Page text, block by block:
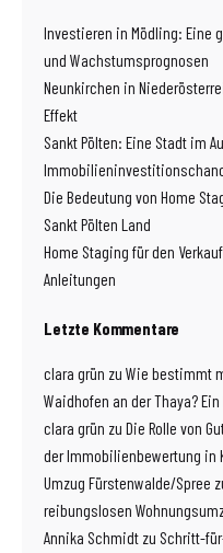
Investieren in Mödling: Eine
und Wachstumsprognosen
Neunkirchen in
Effekt
Sankt Pölten: Eine Stadt im
Die Bedeutung von Home
Sankt Pölten Land
Home Staging für den
Anleitungen
Letzte Kommentare
clara grün zu Wie bestimmt
Waidhofen an der Thaya?
clara grün zu Die Rolle von
der Immobilienbewertung in
Umzug Fürstenwalde/Spree
reibungslosen
Annika Schmidt zu Schritt-